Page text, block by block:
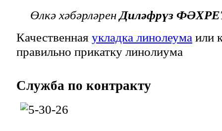
Өлкә хәбәрләрен Диләфрүз
Качественная укладка линолеума или
правильно прикатку линолиума
Служба по контракту